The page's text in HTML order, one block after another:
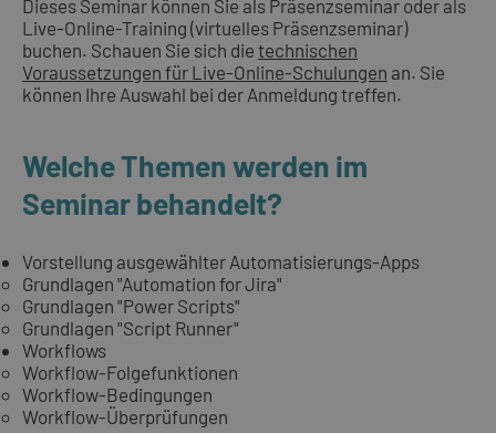
Dieses Seminar können Sie als Präsenzseminar oder als
Live-Online-Training (virtuelles Präsenzseminar)
buchen. Schauen Sie sich die technischen
Voraussetzungen für Live-Online-Schulungen an. Sie
können Ihre Auswahl bei der Anmeldung treffen.
Welche Themen werden im
Seminar behandelt?
Vorstellung ausgewählter Automatisierungs-Apps
Grundlagen "Automation for Jira"
Grundlagen "Power Scripts"
Grundlagen "Script Runner"
Workflows
Workflow-Folgefunktionen
Workflow-Bedingungen
Workflow-Überprüfungen